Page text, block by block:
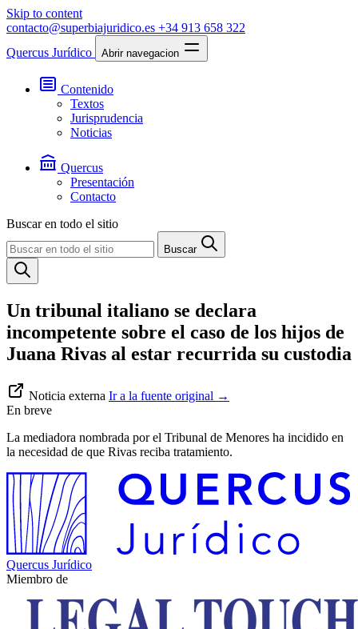
Skip to content
contacto@superbiajuridico.es +34 913 658 322
Quercus Jurídico
Abrir navegacion
Contenido
Textos
Jurisprudencia
Noticias
Quercus
Presentación
Contacto
Buscar en todo el sitio
Buscar
Un tribunal italiano se declara
incompetente sobre el caso de los hijos de
Juana Rivas al estar recurrida su custodia
Noticia externa Ir a la fuente original →
En breve
La mediadora nombrada por el Tribunal de Menores ha incidido en
la necesidad de que Rivas reciba tratamiento.
Quercus Jurídico
Miembro de